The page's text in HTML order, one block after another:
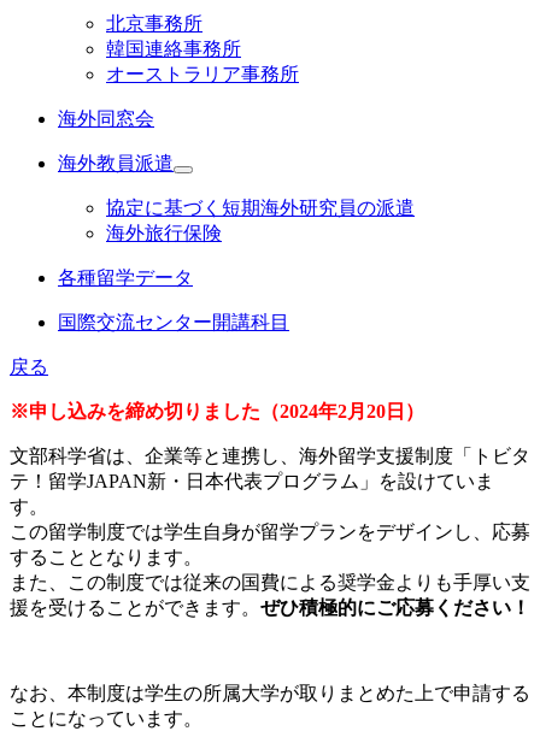
北京事務所
韓国連絡事務所
オーストラリア事務所
海外同窓会
海外教員派遣
協定に基づく短期海外研究員の派遣
海外旅行保険
各種留学データ
国際交流センター開講科目
戻る
※申し込みを締め切りました（2024年2月20日）
文部科学省は、企業等と連携し、海外留学支援制度「トビタ
テ！留学JAPAN新・日本代表プログラム」を設けていま
す。
この留学制度では学生自身が留学プランをデザインし、応募
することとなります。
また、この制度では従来の国費による奨学金よりも手厚い支
援を受けることができます。 ぜひ積極的にご応募ください！
なお、本制度は学生の所属大学が取りまとめた上で申請する
ことになっています。